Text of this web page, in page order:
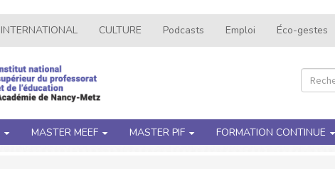
INTERNATIONAL CULTURE Podcasts Emploi Éco-gestes
MASTER MEEF MASTER PIF FORMATION CONTINUE